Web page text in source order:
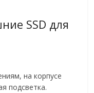
SSD для
на корпусе
подсветка.